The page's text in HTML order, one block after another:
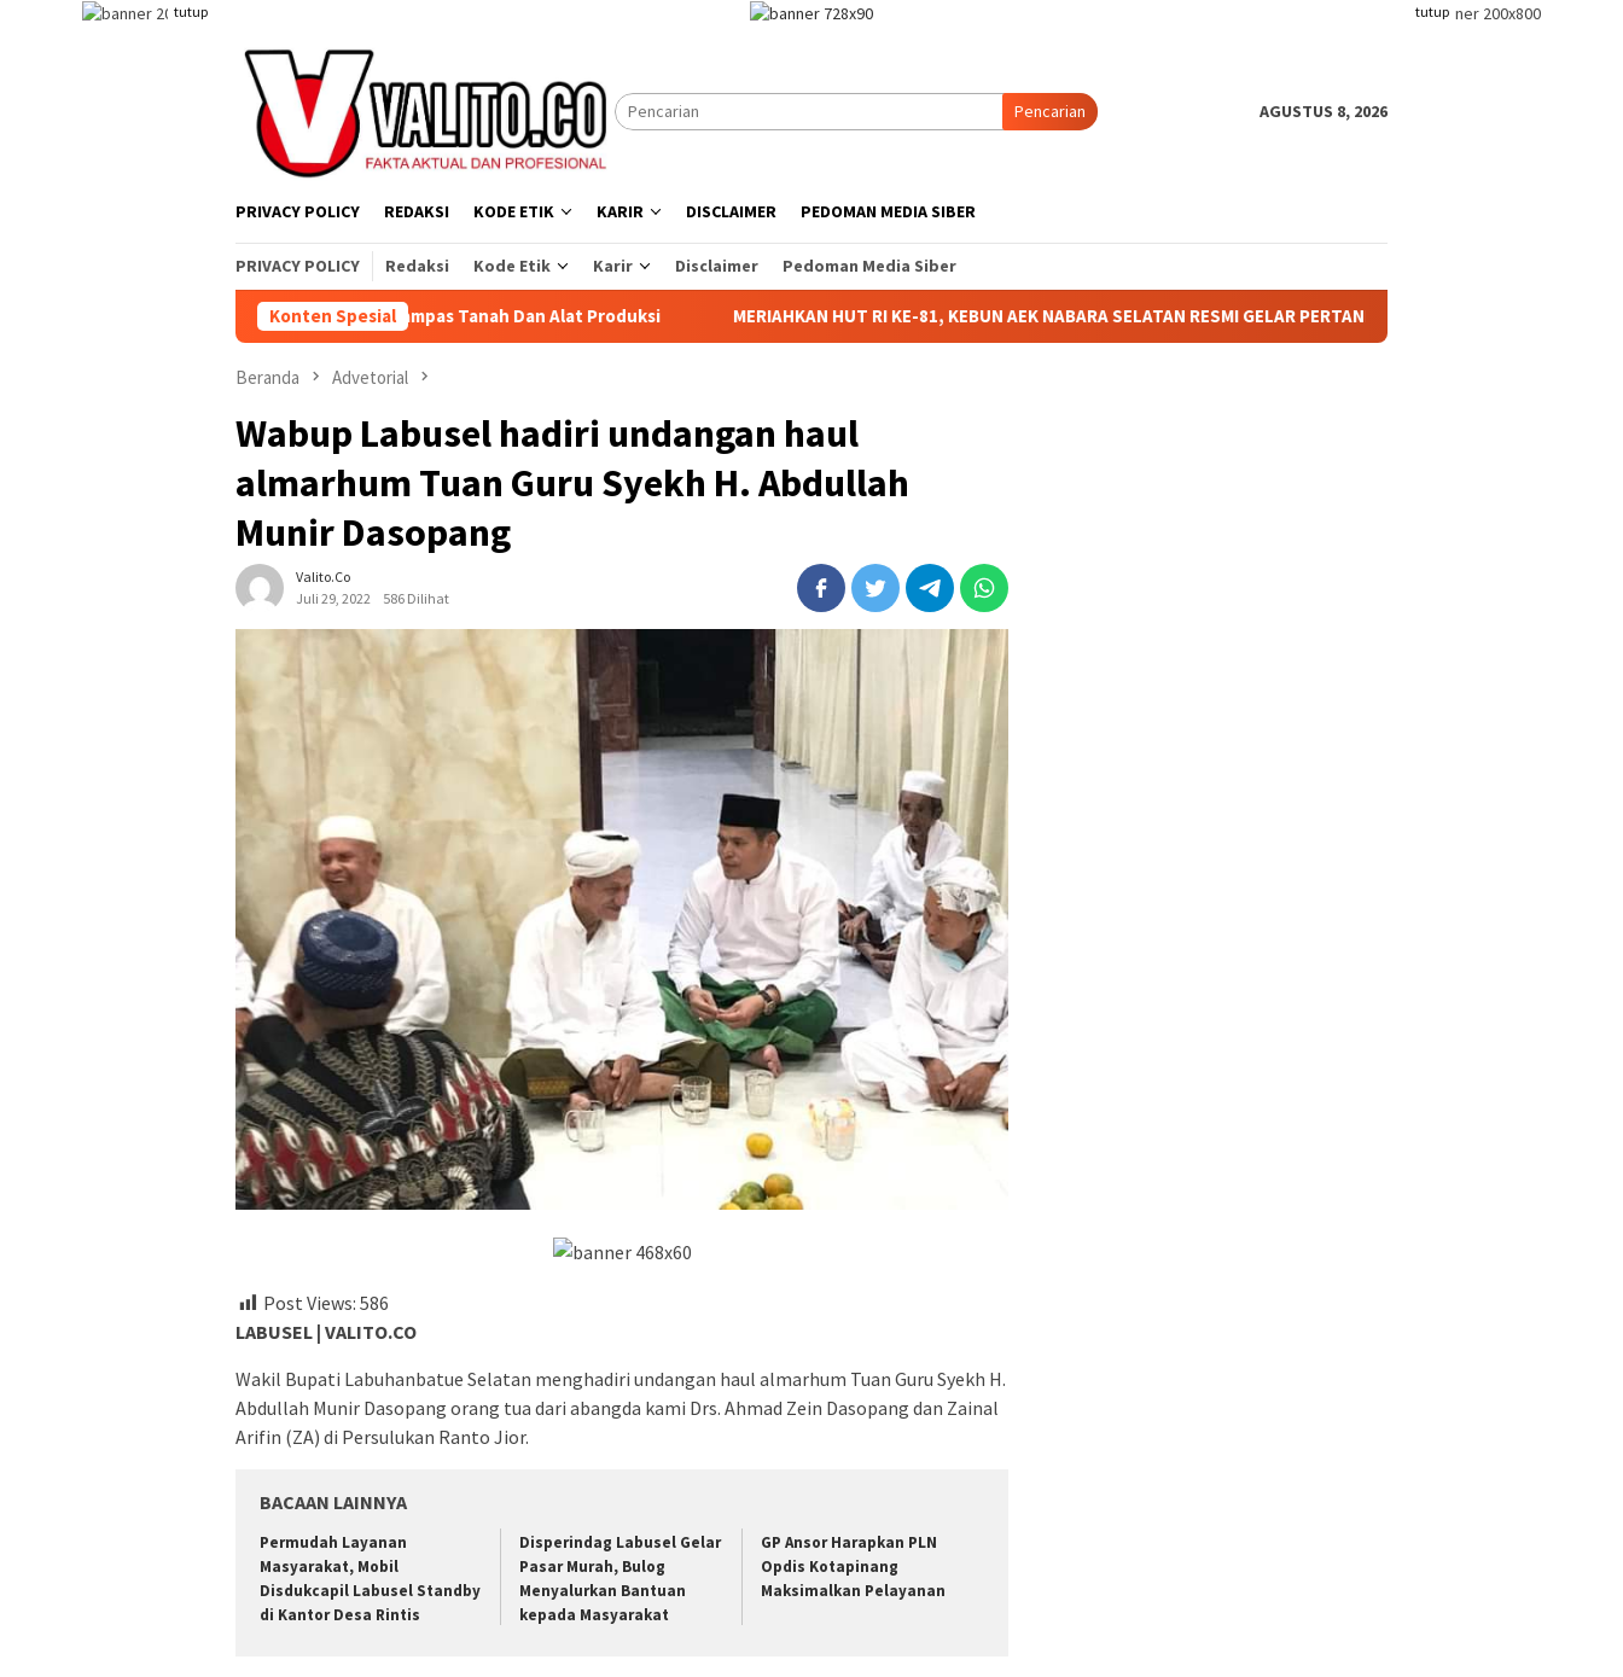
tutup tutup
Pencarian AGUSTUS 8, 2026
PRIVACY POLICY REDAKSI KODE ETIK KARIR DISCLAIMER PEDOMAN MEDIA SIBER
PRIVACY POLICY Redaksi Kode Etik Karir Disclaimer Pedoman Media Siber
Konten Spesial
Tetapi Sistem yang Merampas Tanah Dan Alat Produksi MERIAHKAN HUT RI KE-81, KEBUN AEK NABARA SELATAN RESMI GELAR PERTANDINGAN OLAHRAGA ANTAR BAGIAN DAN AFDELING
Beranda Advetorial
Wabup Labusel hadiri undangan haul
almarhum Tuan Guru Syekh H. Abdullah
Munir Dasopang
Valito.co
Juli 29, 2022
586 Dilihat
Post Views: 586
LABUSEL | VALITO.CO
Wakil Bupati Labuhanbatue Selatan menghadiri undangan haul almarhum Tuan Guru Syekh H.
Abdullah Munir Dasopang orang tua dari abangda kami Drs. Ahmad Zein Dasopang dan Zainal
Arifin (ZA) di Persulukan Ranto Jior.
BACAAN LAINNYA
Permudah Layanan
Masyarakat, Mobil
Disdukcapil Labusel Standby
di Kantor Desa Rintis
Disperindag Labusel Gelar
Pasar Murah, Bulog
Menyalurkan Bantuan
kepada Masyarakat
GP Ansor Harapkan PLN
Opdis Kotapinang
Maksimalkan Pelayanan